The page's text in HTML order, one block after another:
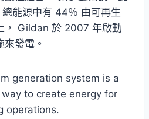
能源中有 44％ 由可再生
， Gildan 於 2007 年啟動
發電。
generation system is a
to create energy for
operations.